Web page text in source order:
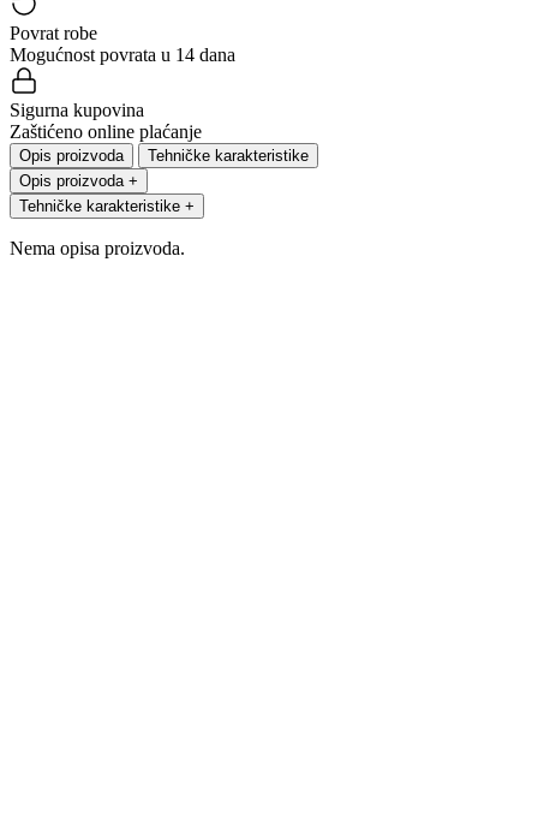
Povrat robe
Mogućnost povrata u 14 dana
Sigurna kupovina
Zaštićeno online plaćanje
Opis proizvoda
Tehničke karakteristike
Opis proizvoda +
Tehničke karakteristike +
Nema opisa proizvoda.